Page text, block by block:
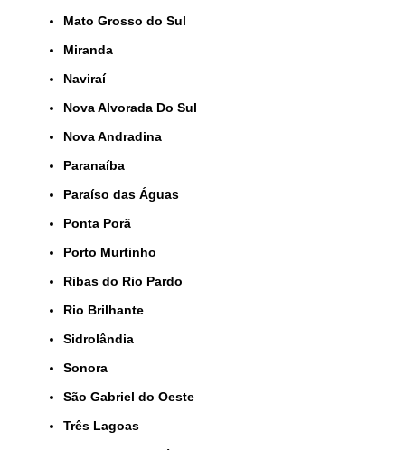
Mato Grosso do Sul
Miranda
Naviraí
Nova Alvorada Do Sul
Nova Andradina
Paranaíba
Paraíso das Águas
Ponta Porã
Porto Murtinho
Ribas do Rio Pardo
Rio Brilhante
Sidrolândia
Sonora
São Gabriel do Oeste
Três Lagoas